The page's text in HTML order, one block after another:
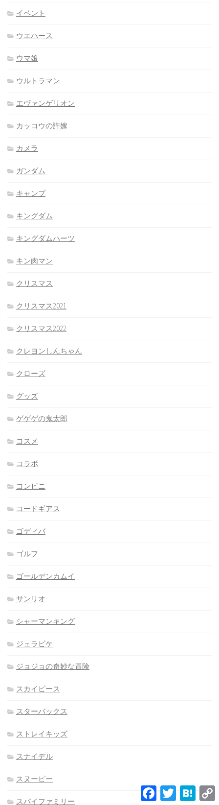
イベント
ウエハース
ウマ娘
ウルトラマン
エヴァンゲリオン
カッコウの許嫁
カメラ
ガンダム
キャンプ
キングダム
キングダムハーツ
キン肉マン
クリスマス
クリスマス2021
クリスマス2022
クレヨンしんちゃん
クローズ
グッズ
ゲゲゲの鬼太郎
コスメ
コラボ
コンビニ
コードギアス
ゴディバ
ゴルフ
ゴールデンカムイ
サンリオ
シャーマンキング
ジェラピケ
ジョジョの奇妙な冒険
スカイピース
スターバックス
ストレイキッズ
スナイデル
スヌーピー
スパイファミリー
FacebookTwitter Hatena